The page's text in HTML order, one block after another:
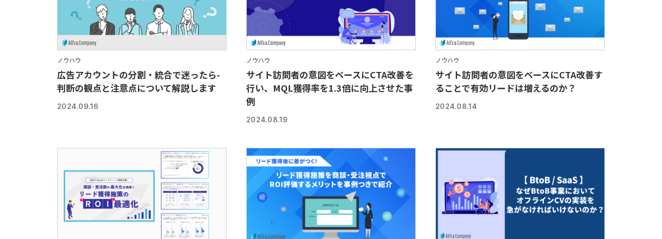
ノウハウ
広告アカウントの分割・統合で迷ったら-
判断の観点と注意点について解説します
2024.09.16
ノウハウ
サイト訪問者の意図をベースにCTA改善を
行い、MQL獲得率を1.3倍に向上させた事
例
2024.08.19
ノウハウ
サイト訪問者の意図をベースにCTA改善す
ることで有効リードは増えるのか？
2024.08.14